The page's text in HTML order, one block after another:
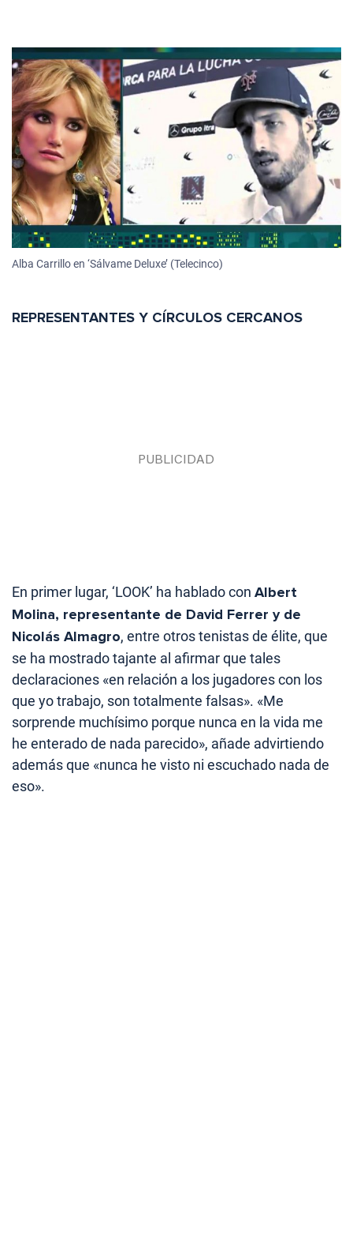
Alba Carrillo en ‘Sálvame Deluxe’ (Telecinco)
REPRESENTANTES Y CÍRCULOS CERCANOS
En primer lugar, ‘LOOK’ ha hablado con Albert
Molina, representante de David Ferrer y de
Nicolás Almagro, entre otros tenistas de élite, que
se ha mostrado tajante al afirmar que tales
declaraciones «en relación a los jugadores con los
que yo trabajo, son totalmente falsas». «Me
sorprende muchísimo porque nunca en la vida me
he enterado de nada parecido», añade advirtiendo
además que «nunca he visto ni escuchado nada de
eso».